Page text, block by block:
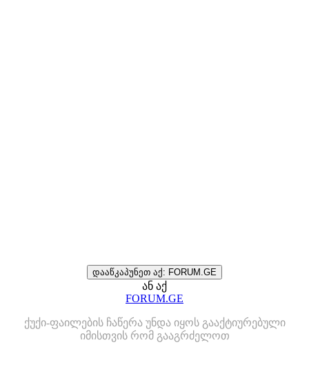
დააწკაპუნეთ აქ: FORUM.GE
ან აქ
FORUM.GE
ქუქი-ფაილების ჩაწერა უნდა იყოს გააქტიურებული
იმისთვის რომ გააგრძელოთ